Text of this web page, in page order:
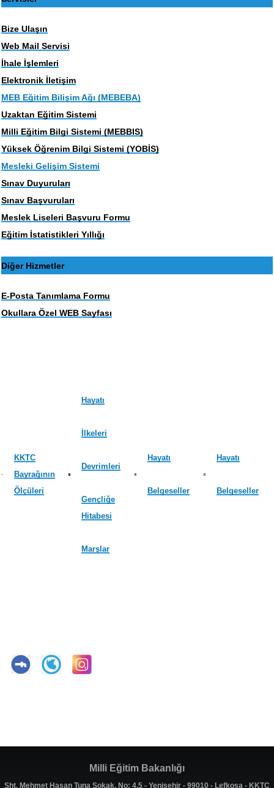
Bize Ulaşın
Web Mail Servisi
İhale İşlemleri
Elektronik İletişim
MEB Eğitim Bilişim Ağı (MEBEBA)
Uzaktan Eğitim Sistemi
Milli Eğitim Bilgi Sistemi (MEBBIS)
Yüksek Öğrenim Bilgi Sistemi (YOBİS)
Mesleki Gelişim Sistemi
Sınav Duyuruları
Sınav Başvuruları
Meslek Liseleri Başvuru Formu
Eğitim İstatistikleri Yıllığı
Diğer Hizmetler
E-Posta Tanımlama Formu
Okullara Özel WEB Sayfası
KKTC
Bayrağının
Ölçüleri
Hayatı
İlkeleri
Devrimleri
Gençliğe
Hitabesi
Marşlar
Hayatı
Belgeseller
Hayatı
Belgeseller
Milli Eğitim Bakanlığı
Şht. Mehmet Hasan Tuna Sokak, No: 4,5 - Yenişehir - 99010 - Lefkoşa - KKTC